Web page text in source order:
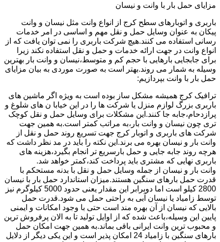
مزایای حمل بار با وانت و نیسان
باربری و اتوبارهای سطح کرج از انواع وانت مثل نیسان و وانت
پیکان به عنوان وسایل حمل و نقل مهم و اساسی در امر خدمات
رسانی استفاده می کنند.هیچ شرکت باربری را نمی توان یافت که از
انواع وانت در جهت ارائه خدمات و حمل و نقل استفاده نکند زیرا
برای جابجایی بارهایی با حجم کم و متوسط،نیسان و وانت بار بهترین
وسیله به شمار می روند.بهتر است به صورت موردی به بیان مزایای
حمل بار با وانت بپردازیم:
ترافیک کرج همیشه مشکل ساز بوده است به ویژه اگر ماشین های
باربری بزرگ لوازم منزل یا شرکت ها را در این خیابا ن های شلوغ و
پرازدحام،جابه جا کنند.این مشکلات برای وسایل حمل و نقل کوچک
تری چون نیسان و وانت بار،به مراتب کمتر است.به همین جهت
شرکت های باربری و اتوبار کرج جهت تسریع روند حمل و نقل از
وانت بار و نیسان بهره می برند.این نکته را باید در مد نظر داشت که
هرچه روند جابه جایی و حمل بارسریع تر انجام بگیرد،هزینه های
باربری نهایی که مشتری باید پرداخت کند،کمتر خواهد شد.
وانت بار و نیسان از جمله وسایل حمل و نقل با بدنه مستحکم با
قدرت حمل بارهای سنگین هستند.میزان استاندارد حمل بار با نیسان
2800 کیلو است اما دوبرابر این مقدار یعنی حدود 5000 کیلوگرم نیز
توسط زامیاد یا نیسان آبی به راحتی حمل می شود.قدرت حمل
بالایی که نیسان از آن بهره مند است حتی با وجود امکانات و ایمنی
پایین این وسیله،باعث شده که از اوایل تولید تا به الان پرفروش ترین
و محبوب ترین وانت ایرانی باقی بماند.به همین جهت امکان حمل
بارهای سنگین با زامیاد 24 امکان پذیر است و این یکی دیگر از دلایل